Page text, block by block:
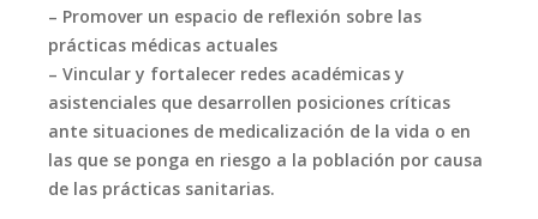
– Promover un espacio de reflexión sobre las
prácticas médicas actuales
– Vincular y fortalecer redes académicas y
asistenciales que desarrollen posiciones críticas
ante situaciones de medicalización de la vida o en
las que se ponga en riesgo a la población por causa
de las prácticas sanitarias.